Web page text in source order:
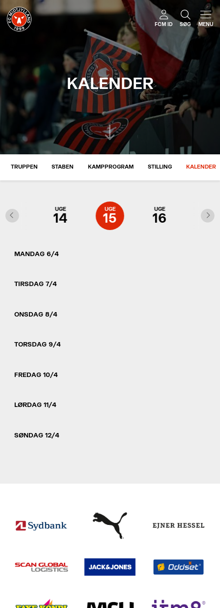
FCM ID SØG MENU
KALENDER
TRUPPEN STABEN KAMPPROGRAM STILLING KALENDER
UGE
13
UGE
14
UGE
15
UGE
16
UGE
17
MANDAG 6/4
TIRSDAG 7/4
ONSDAG 8/4
TORSDAG 9/4
FREDAG 10/4
LØRDAG 11/4
SØNDAG 12/4